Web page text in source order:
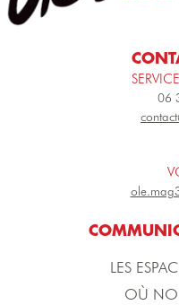
06
LES
OÙ